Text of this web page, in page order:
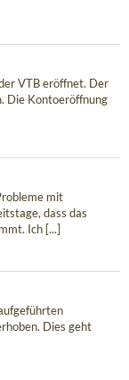
VTB eröffnet. Der
Die Kontoeröffnung
mit
dass das
Ich [...]
Dies geht